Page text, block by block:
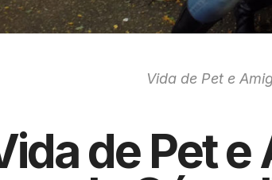
Vida de Pet e
de Pet